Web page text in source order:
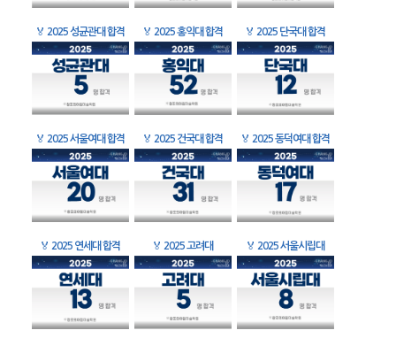
🏅 2025 성균관대 합격 🏅 2025 홍익대 합격 🏅 2025 단국대 합격
🏅 2025 서울여대 합격 🏅 2025 건국대 합격 🏅 2025 동덕여대 합격
🏅 2025 연세대 합격 🏅 2025 고려대 🏅 2025 서울시립대